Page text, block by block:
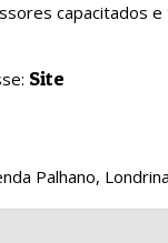
capacitados
Site
Palhano,